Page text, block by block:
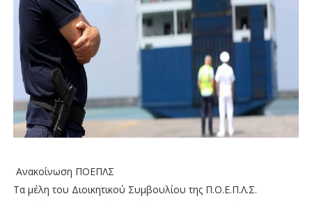
Ανακοίνωση ΠΟΕΠΛΣ
Τα μέλη του Διοικητικού Συμβουλίου της Π.Ο.Ε.Π.Λ.Σ.